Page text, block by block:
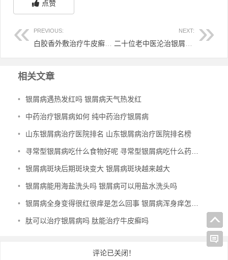
点赞
PREVIOUS: NEXT:
相关文章
• 银屑病遇热发红吗 银屑病天气热发红
• 中药治疗银屑病如何 纯中药治疗银屑病
• 山东银屑病治疗医院排名 山东银屑病治疗医院排名榜
• 寻常型银屑病吃什么食物好呢 寻常型银屑病吃什么药效果好
• 银屑病斑块后期斑块变大 银屑病斑块越来越大
• 银屑病能用海盐洗头吗 银屑病可以用盐水洗头吗
• 银屑病全身变得很红很痒是怎么回事 银屑病浑身痒怎么办
• 肽可以治疗银屑病吗 肽能治疗牛皮癣吗
评论已关闭！